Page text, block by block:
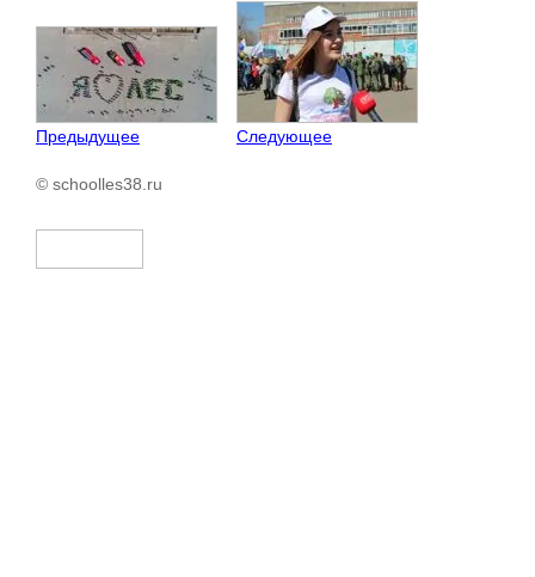
Предыдущее Следующее
© schoolles38.ru